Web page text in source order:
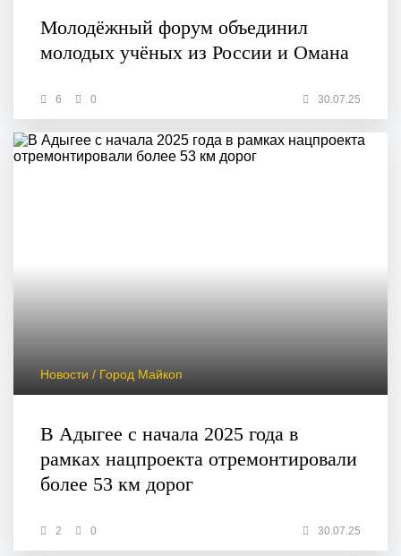
Молодёжный форум объединил
молодых учёных из России и Омана
6 0 30.07.25
Новости / Город Майкоп
В Адыгее с начала 2025 года в
рамках нацпроекта отремонтировали
более 53 км дорог
2 0 30.07.25